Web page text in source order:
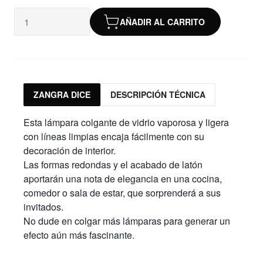
AÑADIR AL CARRITO
ZANGRA DICE DESCRIPCIÓN TÉCNICA
Esta lámpara colgante de vidrio vaporosa y ligera
con líneas limpias encaja fácilmente con su
decoración de interior.
Las formas redondas y el acabado de latón
aportarán una nota de elegancia en una cocina,
comedor o sala de estar, que sorprenderá a sus
invitados.
No dude en colgar más lámparas para generar un
efecto aún más fascinante.